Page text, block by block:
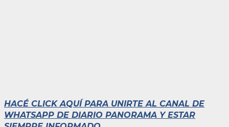
HACÉ CLICK AQUÍ PARA UNIRTE AL CANAL DE
WHATSAPP DE DIARIO PANORAMA Y ESTAR